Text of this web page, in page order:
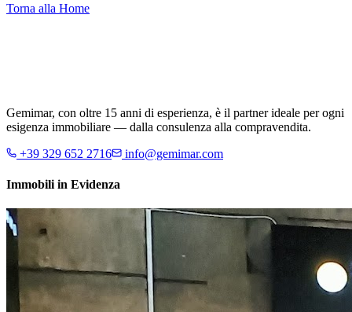
Torna alla Home
Gemimar, con oltre 15 anni di esperienza, è il partner ideale per ogni
esigenza immobiliare — dalla consulenza alla compravendita.
+39 329 652 2716
info@gemimar.com
Immobili in Evidenza